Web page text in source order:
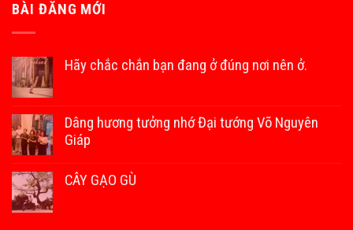
BÀI ĐĂNG MỚI
Hãy chắc chắn bạn đang ở đúng nơi nên ở.
Dâng hương tưởng nhớ Đại tướng Võ Nguyên
Giáp
CÂY GẠO GÙ